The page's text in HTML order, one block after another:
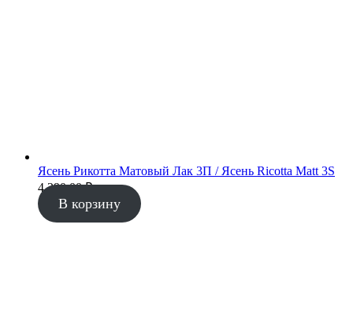
Ясень Рикотта Матовый Лак 3П / Ясень Ricotta Matt 3S
4 290.00₽
В корзину